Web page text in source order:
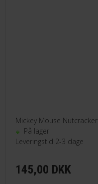
Mickey Mouse Nutcracker
På lager
Leveringstid 2-3 dage
145,00 DKK